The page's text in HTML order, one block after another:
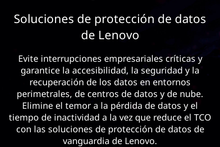
d
Soluciones de protección de datos
de Lenovo
Evite interrupciones empresariales críticas y
garantice la accesibilidad, la seguridad y la
recuperación de los datos en entornos
perimetrales, de centros de datos y de nube.
Elimine el temor a la pérdida de datos y el
tiempo de inactividad a la vez que reduce el TCO
con las soluciones de protección de datos de
vanguardia de Lenovo.